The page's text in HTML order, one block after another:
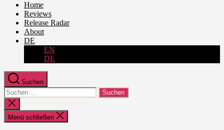
Home
Reviews
Release Radar
About
DE
EN
DE
Suchen
Suche
nach:
Suche
schließen
Menü schließen